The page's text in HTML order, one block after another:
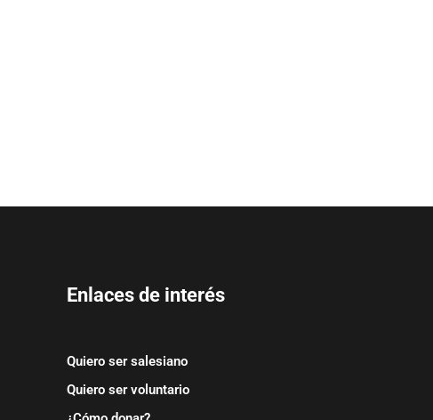
Enlaces de interés
Quiero ser salesiano
Quiero ser voluntario